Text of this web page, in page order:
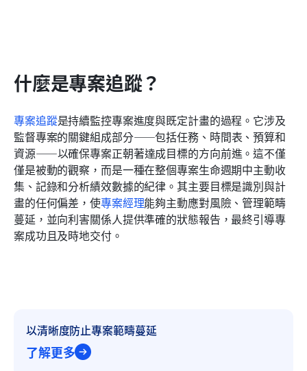
什麼是專案追蹤？
專案追蹤是持續監控專案進度與既定計畫的過程。它涉及
監督專案的關鍵組成部分——包括任務、時間表、預算和
資源——以確保專案正朝著達成目標的方向前進。這不僅
僅是被動的觀察，而是一種在整個專案生命週期中主動收
集、記錄和分析績效數據的紀律。其主要目標是識別與計
畫的任何偏差，使專案經理能夠主動應對風險、管理範疇
蔓延，並向利害關係人提供準確的狀態報告，最終引導專
案成功且及時地交付。
以清晰度防止專案範疇蔓延
了解更多